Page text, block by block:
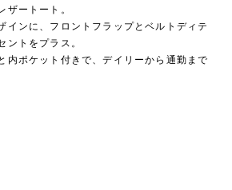
ザートート。
インに、フロントフラップとベルトディテ
ントをプラス。
内ポケット付きで、デイリーから通勤まで